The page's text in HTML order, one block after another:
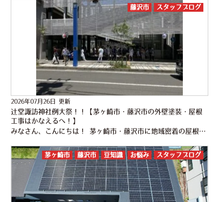
2026年07月26日 更新
辻堂諏訪神社例大祭！！【茅ヶ崎市・藤沢市の外壁塗装・屋根
工事はかなえるへ！】
みなさん、こんにちは！ 茅ヶ崎市・藤沢市に地域密着の屋根工事・外壁塗装専門店 かなえるです！ 今年も各地で夏祭りが開催されています。 猛暑の中、お神輿の担ぎ手さんやスタッフの熱気で 益々暑さが増していく…
藤沢市 スタッフブログ
茅ヶ崎市 藤沢市 豆知識 お悩み スタッフブログ